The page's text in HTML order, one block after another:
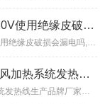
碳纤维发热线220V使用绝缘皮破损会漏电吗?
碳纤维发热线220V使用绝缘皮破损会漏电吗,碳纤维发热线,一种电加热线材,内部加热导体采用纯
汽车座椅坐垫通风加热系统发热线生产品牌厂家有那些!
汽车座椅坐垫加热系统发热线生产品牌厂家有那些! 汽车座椅坐垫是一个新兴的汽车用品行业